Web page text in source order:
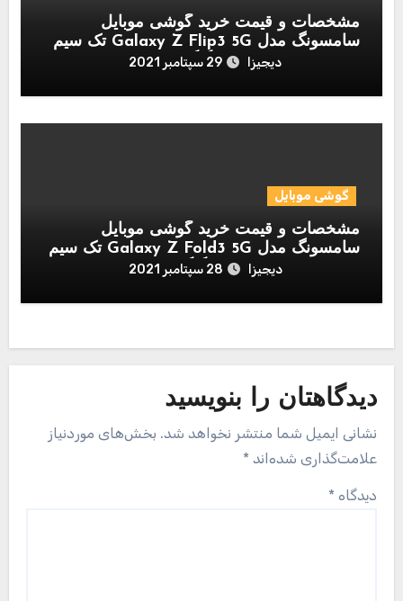
مشخصات و قیمت خرید گوشی موبایل
سامسونگ مدل Galaxy Z Flip3 5G تک سیم
کارت ظرفیت 8/256 گیگابایت
دیجیزا 29 سپتامبر 2021
گوشی موبایل
مشخصات و قیمت خرید گوشی موبایل
سامسونگ مدل Galaxy Z Fold3 5G تک سیم
کارت ظرفیت 12/256 گیگابایت
دیجیزا 28 سپتامبر 2021
دیدگاهتان را بنویسید
نشانی ایمیل شما منتشر نخواهد شد. بخش‌های موردنیاز
علامت‌گذاری شده‌اند *
دیدگاه *